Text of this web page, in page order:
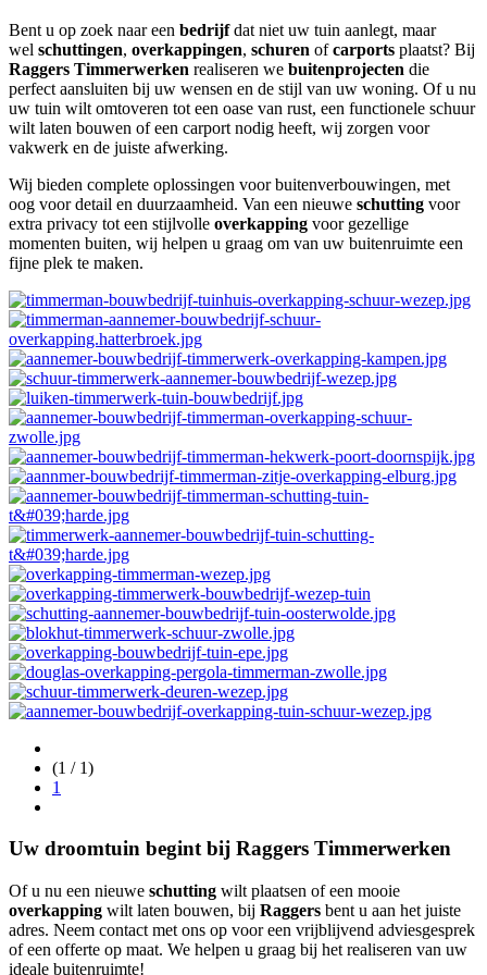
Bent u op zoek naar een bedrijfdat niet uw tuin aanlegt, maar
wel schuttingen, overkappingen, schuren ofcarports plaatst? Bij
Raggers Timmerwerken realiseren we buitenprojecten die
perfect aansluiten bij uw wensen en de stijl van uw woning. Of u nu
uw tuin wilt omtoveren tot een oase van rust, een functionele schuur
wilt laten bouwen of een carport nodig heeft, wij zorgen voor
vakwerk en de juiste afwerking.
Wij bieden complete oplossingen voor buitenverbouwingen, met
oog voor detail en duurzaamheid. Van een nieuwe schutting voor
extra privacy tot een stijlvolle overkapping voor gezellige
momenten buiten, wij helpen u graag om van uw buitenruimte een
fijne plek te maken.
(1 / 1)
1
Uw droomtuin begint bij Raggers Timmerwerken
Of u nu een nieuwe schutting wilt plaatsen of een mooie
overkapping wilt laten bouwen, bij Raggers bent u aan het juiste
adres. Neem contact met ons op voor een vrijblijvend adviesgesprek
of een offerte op maat. We helpen u graag bij het realiseren van uw
ideale buitenruimte!